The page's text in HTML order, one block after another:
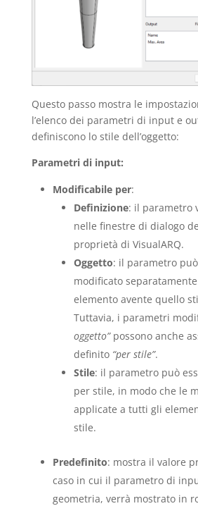
Questo passo mostra le
l’elenco dei parametri di input e
definiscono lo stile dell’oggetto:
Parametri di input:
Modificabile per:
Definizione: il parametro
nelle finestre di dialogo
proprietà di VisualARQ.
Oggetto: il parametro
modificato
elemento avente quello
Tuttavia, i parametri
oggetto”possono anche
definito “per stile”.
Stile: il parametro può
per stile, in modo che le
applicate a tutti gli
stile.
Predefinito: mostra il valore
caso in cui il parametro di
geometria, verrà mostrato in